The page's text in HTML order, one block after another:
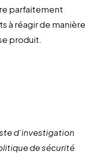
parfaitement
à réagir de manière
produit.
d’investigation
de sécurité